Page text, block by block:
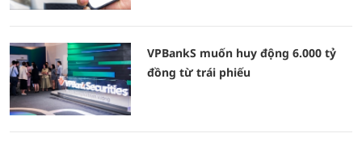
VPBankS muốn huy động 6.000 tỷ
đồng từ trái phiếu